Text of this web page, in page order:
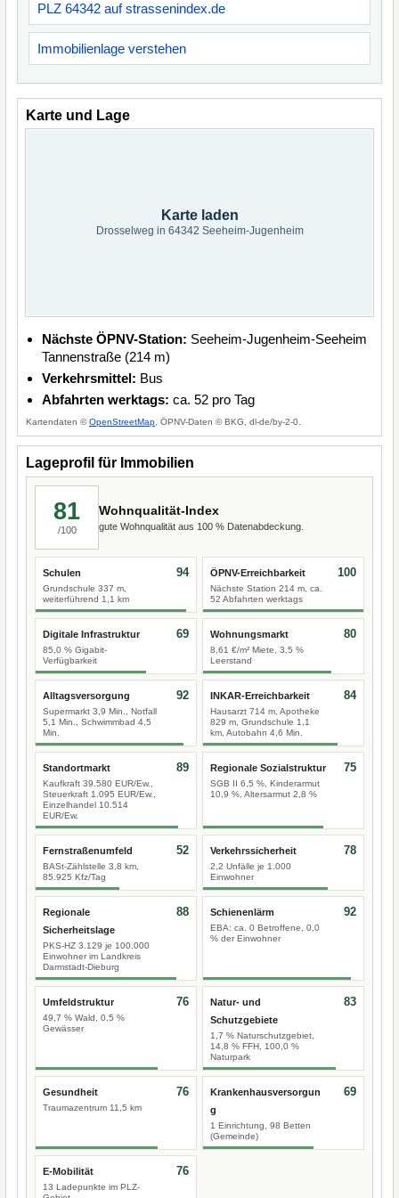
PLZ 64342 auf strassenindex.de
Immobilienlage verstehen
Karte und Lage
Karte laden
Drosselweg in 64342 Seeheim-Jugenheim
Nächste ÖPNV-Station: Seeheim-Jugenheim-Seeheim
Tannenstraße (214 m)
Verkehrsmittel: Bus
Abfahrten werktags: ca. 52 pro Tag
Kartendaten ©OpenStreetMap , ÖPNV-Daten © BKG, dl-de/by-2-0.
Lageprofil für Immobilien
81
/100
Wohnqualität-Index
gute Wohnqualität aus 100 % Datenabdeckung.
Schulen
Grundschule 337 m,
weiterführend 1,1 km
94 ÖPNV-Erreichbarkeit
Nächste Station 214 m, ca.
52 Abfahrten werktags
100
Digitale Infrastruktur
85,0 % Gigabit-
Verfügbarkeit
69 Wohnungsmarkt
8,61 €/m² Miete, 3,5 %
Leerstand
80
Alltagsversorgung
Supermarkt 3,9 Min., Notfall
5,1 Min., Schwimmbad 4,5
Min.
92 INKAR-Erreichbarkeit
Hausarzt 714 m, Apotheke
829 m, Grundschule 1,1
km, Autobahn 4,6 Min.
84
Standortmarkt
Kaufkraft 39.580 EUR/Ew.,
Steuerkraft 1.095 EUR/Ew.,
Einzelhandel 10.514
EUR/Ew.
89 Regionale Sozialstruktur
SGB II 6,5 %, Kinderarmut
10,9 %, Altersarmut 2,8 %
75
Fernstraßenumfeld
BASt-Zählstelle 3,8 km,
85.925 Kfz/Tag
52 Verkehrssicherheit
2,2 Unfälle je 1.000
Einwohner
78
Regionale
Sicherheitslage
PKS-HZ 3.129 je 100.000
Einwohner im Landkreis
Darmstadt-Dieburg
88 Schienenlärm
EBA: ca. 0 Betroffene, 0,0
% der Einwohner
92
Umfeldstruktur
49,7 % Wald, 0,5 %
Gewässer
76
Natur- und
Schutzgebiete
1,7 % Naturschutzgebiet,
14,8 % FFH, 100,0 %
Naturpark
83
Gesundheit
Traumazentrum 11,5 km
76
Krankenhausversorgun
g
1 Einrichtung, 98 Betten
(Gemeinde)
69
E-Mobilität
13 Ladepunkte im PLZ-
76